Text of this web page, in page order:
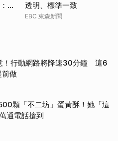
覺
透明、標準一致
EBC 東森新聞
！行動網路將降速30分鐘 這6
做
顆「不二坊」蛋黃酥！她「這
通電話搶到